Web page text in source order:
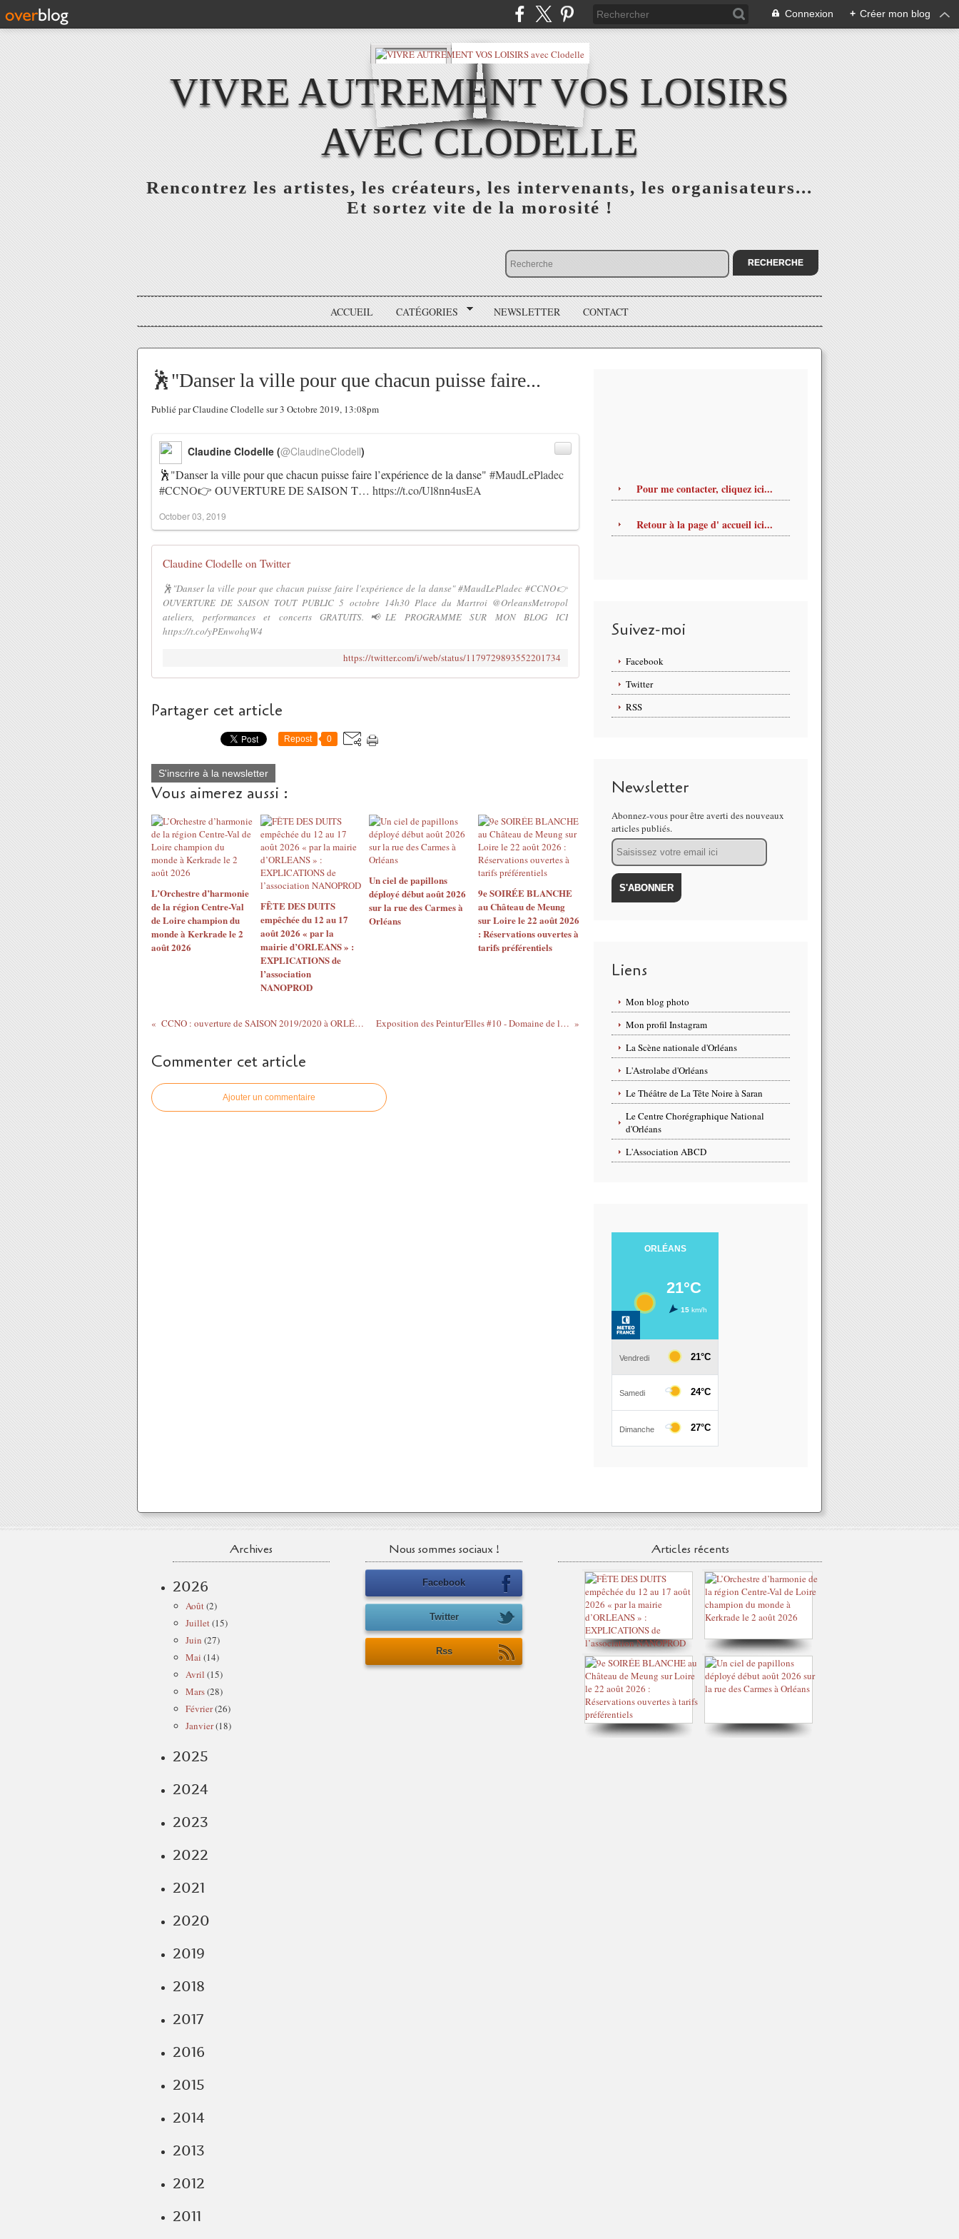
Connexion + Créer mon blog
VIVRE AUTREMENT VOS LOISIRS
AVEC CLODELLE
Rencontrez les artistes, les créateurs, les intervenants, les organisateurs...
Et sortez vite de la morosité !
ACCUEIL CATÉGORIES NEWSLETTER CONTACT
🕺"Danser la ville pour que chacun puisse faire...
Publié par Claudine Clodelle sur 3 Octobre 2019, 13:08pm
🕺"Danser la ville pour que chacun puisse faire l’expérience de la danse" #MaudLePladec
#CCNO👉 OUVERTURE DE SAISON T… https://t.co/Ul8nn4usEA
Claudine Clodelle (@ClaudineClodell)
October 03, 2019
Claudine Clodelle on Twitter
🕺"Danser la ville pour que chacun puisse faire l'expérience de la danse" #MaudLePladec #CCNO👉
OUVERTURE DE SAISON TOUT PUBLIC 5 octobre 14h30 Place du Martroi @OrleansMetropol
ateliers, performances et concerts GRATUITS.📢LE PROGRAMME SUR MON BLOG ICI
https://t.co/yPEnwohqW4
https://twitter.com/i/web/status/1179729893552201734
Partager cet article
Repost 0
S'inscrire à la newsletter
Vous aimerez aussi :
L’Orchestre d’harmonie
de la région Centre-Val
de Loire champion du
monde à Kerkrade le 2
août 2026
FÊTE DES DUITS
empêchée du 12 au 17
août 2026 « par la
mairie d’ORLEANS » :
EXPLICATIONS de
l’association
NANOPROD
Un ciel de papillons
déployé début août 2026
sur la rue des Carmes à
Orléans
9e SOIRÉE BLANCHE
au Château de Meung
sur Loire le 22 août 2026
: Réservations ouvertes à
tarifs préférentiels
CCNO : ouverture de SAISON 2019/2020 à ORLÉANS le 5 octobre - ateliers, performances, concerts GRATUITS Exposition des Peintur'Elles #10 - Domaine de la Trésorerie - St Pryvé St Mesmin du 8 au 13 octobre 2019
Commenter cet article
Ajouter un commentaire
Pour me contacter, cliquez ici...
Retour à la page d' accueil ici...
Suivez-moi
Facebook
Twitter
RSS
Newsletter
Abonnez-vous pour être averti des nouveaux
articles publiés.
Email
Liens
Mon blog photo
Mon profil Instagram
La Scène nationale d'Orléans
L'Astrolabe d'Orléans
Le Théâtre de La Tête Noire à Saran
Le Centre Chorégraphique National
d'Orléans
L'Association ABCD
Archives
2026
Août(2)
Juillet(15)
Juin (27)
Mai (14)
Avril (15)
Mars(28)
Février(26)
Janvier(18)
2025
2024
2023
2022
2021
2020
2019
2018
2017
2016
2015
2014
2013
2012
2011
Nous sommes sociaux !
Facebook
Twitter
Rss
Articles récents